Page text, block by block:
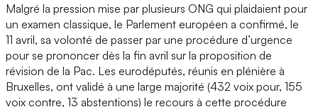
Malgré la pression mise par plusieurs ONG qui plaidaient pour
un examen classique, le Parlement européen a confirmé, le
11 avril, sa volonté de passer par une procédure d’urgence
pour se prononcer dès la fin avril sur la proposition de
révision de la Pac. Les eurodéputés, réunis en plénière à
Bruxelles, ont validé à une large majorité (432 voix pour, 155
voix contre, 13 abstentions) le recours à cette procédure